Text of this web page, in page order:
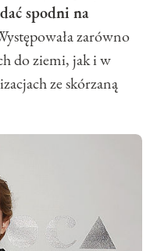
spodni na
zarówno
do ziemi, jak i w
ze skórzaną